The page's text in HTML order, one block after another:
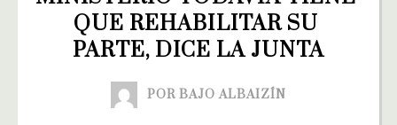
QUE REHABILITAR SU
PARTE, DICE LA JUNTA
POR BAJO ALBAIZÍN